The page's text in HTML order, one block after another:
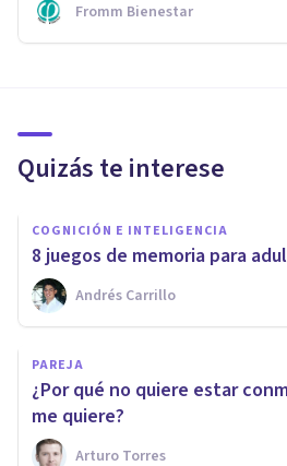
Fromm Bienestar
Quizás te interese
COGNICIÓN E INTELIGENCIA
8 juegos de memoria para
Andrés Carrillo
PAREJA
¿Por qué no quiere estar
me quiere?
Arturo Torres